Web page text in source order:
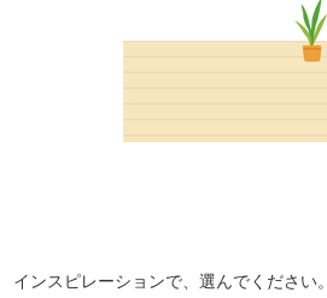
インスピレーションで、選んでください。